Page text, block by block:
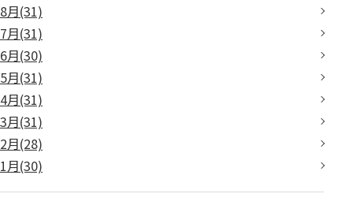
8月(31)
7月(31)
6月(30)
5月(31)
4月(31)
3月(31)
2月(28)
1月(30)